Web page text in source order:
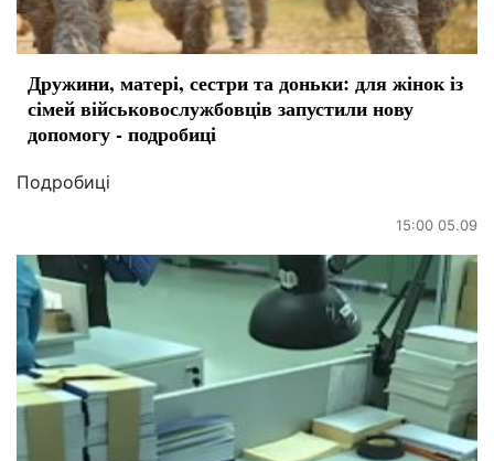
Дружини, матері, сестри та доньки: для жінок із
сімей військовослужбовців запустили нову
допомогу - подробиці
Подробиці
15:00 05.09